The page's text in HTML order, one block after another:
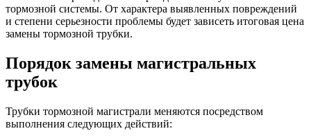
тормозной системы. От характера выявленных повреждений
и степени серьезности проблемы будет зависеть итоговая цена
замены тормозной трубки.
Порядок замены магистральных
трубок
Трубки тормозной магистрали меняются посредством
выполнения следующих действий: